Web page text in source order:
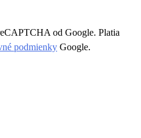
od Google. Platia
podmienky Google.